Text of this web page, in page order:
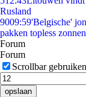
Rusland
9009:59'Belgische'
pakken topless
Forum
Forum
Scrollbar gebruiken
opslaan